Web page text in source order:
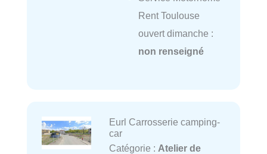
Rent Toulouse
ouvert dimanche :
non renseigné
Eurl Carrosserie camping-
car
Catégorie : Atelier de